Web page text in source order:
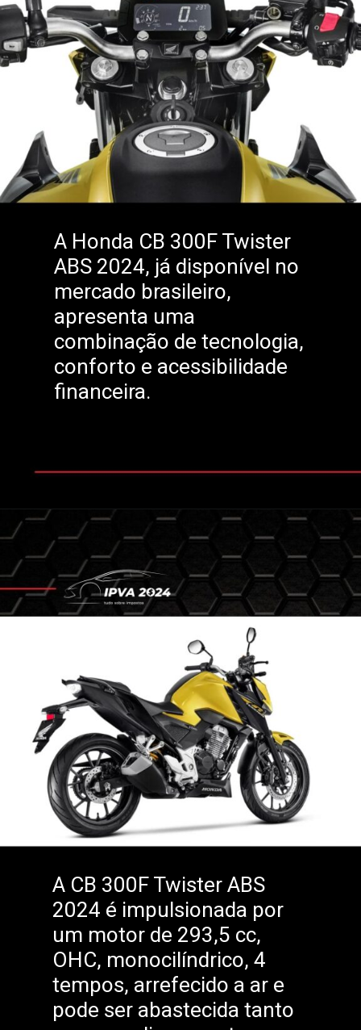
A Honda CB 300F Twister
ABS 2024, já disponível no
mercado brasileiro,
apresenta uma
combinação de tecnologia,
conforto e acessibilidade
financeira.
A CB 300F Twister ABS
2024 é impulsionada por
um motor de 293,5 cc,
OHC, monocilíndrico, 4
tempos, arrefecido a ar e
pode ser abastecida tanto